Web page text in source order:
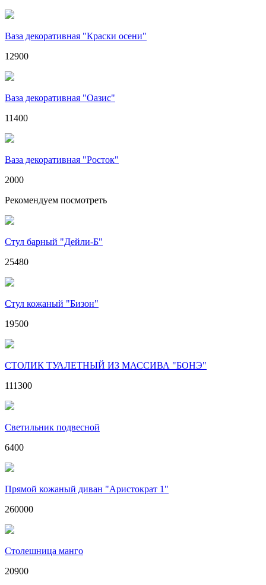
Ваза декоративная "Краски осени"
12900
Ваза декоративная "Оазис"
11400
Ваза декоративная "Росток"
2000
Рекомендуем посмотреть
Стул барный "Дейли-Б"
25480
Стул кожаный "Бизон"
19500
СТОЛИК ТУАЛЕТНЫЙ ИЗ МАССИВА "БОНЭ"
111300
Светильник подвесной
6400
Прямой кожаный диван "Аристократ 1"
260000
Столешница манго
20900